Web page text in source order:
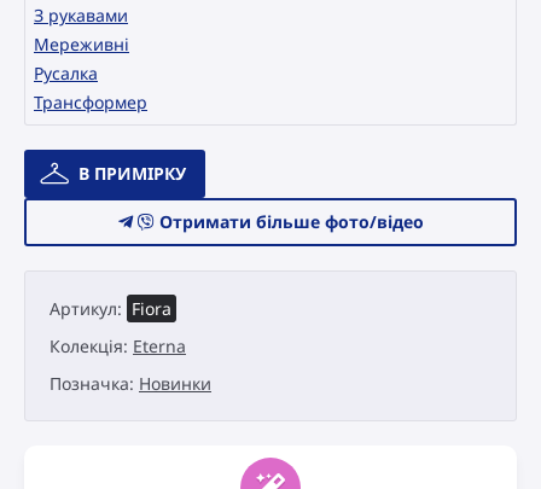
З рукавами
Мереживні
Русалка
Трансформер
Весільна
сукня
Eterna
В ПРИМІРКУ
Отримати більше фото/відео
Артикул: Fiora
Колекція: Eterna
Позначка: Новинки